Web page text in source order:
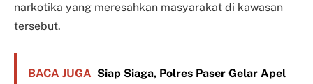
narkotika yang meresahkan masyarakat di kawasan
tersebut.
BACA JUGA Siap Siaga, Polres Paser Gelar Apel